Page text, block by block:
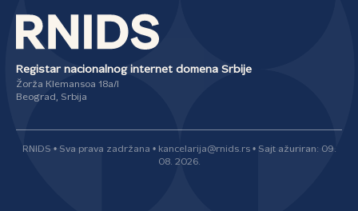
Registar nacionalnog internet domena Srbije
Žorža Klemansoa 18a/I
Beograd, Srbija
RNIDS • Sva prava zadržana • kancelarija@rnids.rs • Sajt ažuriran: 09.
08. 2026.